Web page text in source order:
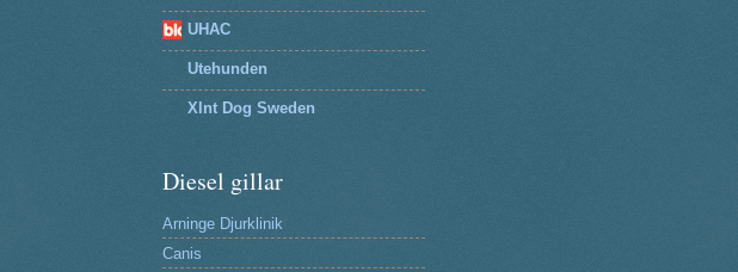
UHAC
Utehunden
Xlnt Dog Sweden
Diesel gillar
Arninge Djurklinik
Canis